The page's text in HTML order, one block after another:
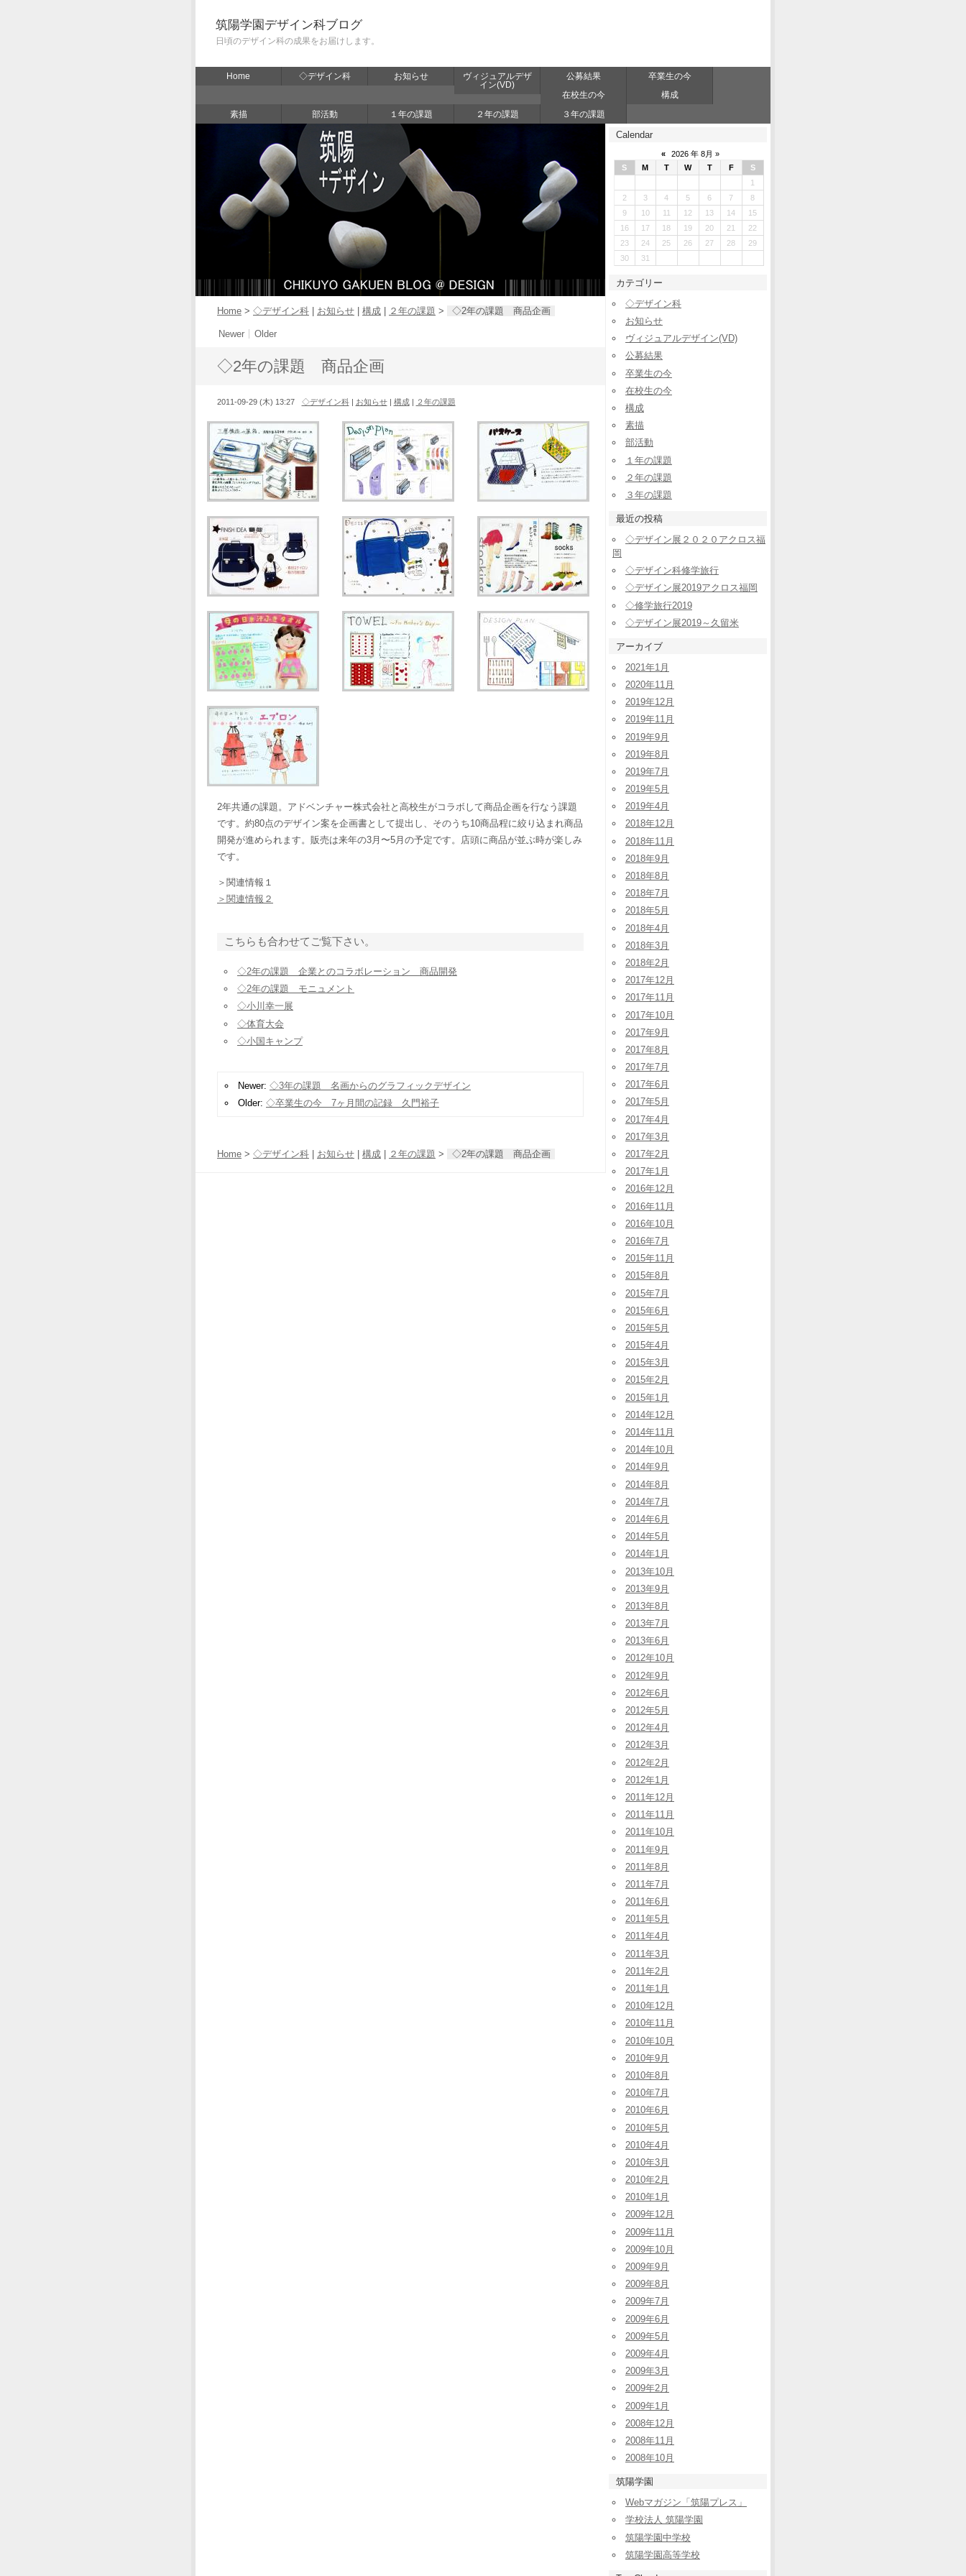
筑陽学園デザイン科ブログ
日頃のデザイン科の成果をお届けします。
Home ◇デザイン科 お知らせ
ヴィジュアルデザ
イン(VD)
公募結果
卒業生の今
在校生の今
構成
素描
部活動 １年の課題 ２年の課題 ３年の課題
Home > ◇デザイン科 お知らせ 構成 ２年の課題 > ◇2年の課題 商品企画
Newer Older
◇2年の課題 商品企画
2011-09-29 (木) 13:27 ◇デザイン科| お知らせ| 構成| ２年の課題
2年共通の課題。アドベンチャー株式会社と高校生がコラボして商品企画を行なう課題
です。約80点のデザイン案を企画書として提出し、そのうち10商品程に絞り込まれ商品
開発が進められます。販売は来年の3月〜5月の予定です。店頭に商品が並ぶ時が楽しみ
です。
＞関連情報１
＞関連情報２
こちらも合わせてご覧下さい。
◇2年の課題 企業とのコラボレーション 商品開発
◇2年の課題 モニュメント
◇小川幸一展
◇体育大会
◇小国キャンプ
Newer: ◇3年の課題 名画からのグラフィックデザイン
Older: ◇卒業生の今 7ヶ月間の記録 久門裕子
Home > ◇デザイン科 お知らせ 構成 ２年の課題 > ◇2年の課題 商品企画
Calendar
«
2026 年 8月 »
S
M T W T F
S
1
2
3 4 5 6 7
8
9
10 11 12 13 14
15
16
17 18 19 20 21
22
23
24 25 26 27 28
29
30
31
カテゴリー
◇デザイン科
お知らせ
ヴィジュアルデザイン(VD)
公募結果
卒業生の今
在校生の今
構成
素描
部活動
１年の課題
２年の課題
３年の課題
最近の投稿
◇デザイン展２０２０アクロス福
岡
◇デザイン科修学旅行
◇デザイン展2019アクロス福岡
◇修学旅行2019
◇デザイン展2019～久留米
アーカイブ
2021年1月
2020年11月
2019年12月
2019年11月
2019年9月
2019年8月
2019年7月
2019年5月
2019年4月
2018年12月
2018年11月
2018年9月
2018年8月
2018年7月
2018年5月
2018年4月
2018年3月
2018年2月
2017年12月
2017年11月
2017年10月
2017年9月
2017年8月
2017年7月
2017年6月
2017年5月
2017年4月
2017年3月
2017年2月
2017年1月
2016年12月
2016年11月
2016年10月
2016年7月
2015年11月
2015年8月
2015年7月
2015年6月
2015年5月
2015年4月
2015年3月
2015年2月
2015年1月
2014年12月
2014年11月
2014年10月
2014年9月
2014年8月
2014年7月
2014年6月
2014年5月
2014年1月
2013年10月
2013年9月
2013年8月
2013年7月
2013年6月
2012年10月
2012年9月
2012年6月
2012年5月
2012年4月
2012年3月
2012年2月
2012年1月
2011年12月
2011年11月
2011年10月
2011年9月
2011年8月
2011年7月
2011年6月
2011年5月
2011年4月
2011年3月
2011年2月
2011年1月
2010年12月
2010年11月
2010年10月
2010年9月
2010年8月
2010年7月
2010年6月
2010年5月
2010年4月
2010年3月
2010年2月
2010年1月
2009年12月
2009年11月
2009年10月
2009年9月
2009年8月
2009年7月
2009年6月
2009年5月
2009年4月
2009年3月
2009年2月
2009年1月
2008年12月
2008年11月
2008年10月
筑陽学園
Webマガジン「筑陽プレス」
学校法人 筑陽学園
筑陽学園中学校
筑陽学園高等学校